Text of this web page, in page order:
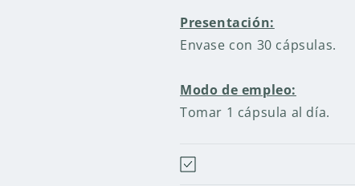
Presentación:
Envase con 30 cápsulas.
Modo de empleo:
Tomar 1 cápsula al día.